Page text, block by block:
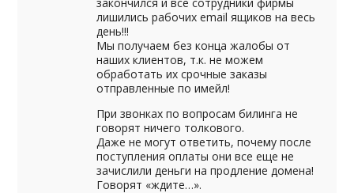
лишились рабочих email ящиков на весь
день!!!
Мы получаем без конца жалобы от
наших клиентов, т.к. не можем
обработать их срочные заказы
отправленные по имейл!
При звонках по вопросам билинга не
говорят ничего толкового.
Даже не могут ответить, почему после
поступления оплаты они все еще не
зачислили деньги на продление домена!
Говорят «ждите…».